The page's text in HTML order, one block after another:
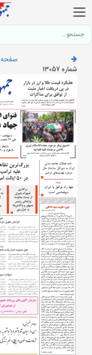
صفحه 1
شماره 13057